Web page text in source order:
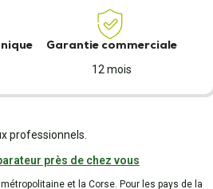
Garantie commerciale
12 mois
professionnels.
près de chez vous
et la Corse. Pour les pays de la